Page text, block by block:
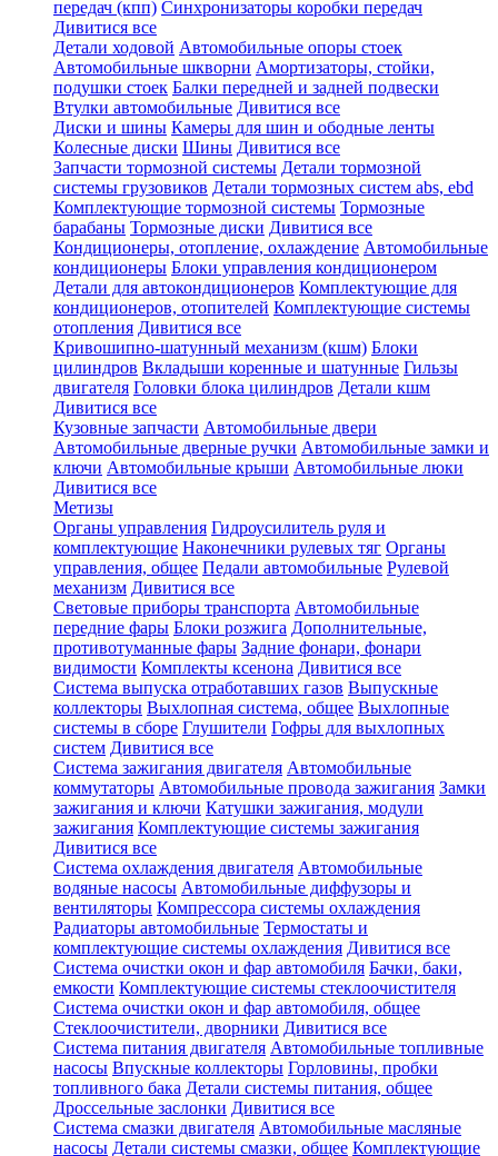
передач (кпп) Синхронизаторы коробки передач
Дивитися все
Детали ходовой Автомобильные опоры стоек
Автомобильные шкворни Амортизаторы, стойки,
подушки стоек Балки передней и задней подвески
Втулки автомобильные Дивитися все
Диски и шины Камеры для шин и ободные ленты
Колесные диски Шины Дивитися все
Запчасти тормозной системы Детали тормозной
системы грузовиков Детали тормозных систем abs, ebd
Комплектующие тормозной системы Тормозные
барабаны Тормозные диски Дивитися все
Кондиционеры, отопление, охлаждение Автомобильные
кондиционеры Блоки управления кондиционером
Детали для автокондиционеров Комплектующие для
кондиционеров, отопителей Комплектующие системы
отопления Дивитися все
Кривошипно-шатунный механизм (кшм) Блоки
цилиндров Вкладыши коренные и шатунные Гильзы
двигателя Головки блока цилиндров Детали кшм
Дивитися все
Кузовные запчасти Автомобильные двери
Автомобильные дверные ручки Автомобильные замки и
ключи Автомобильные крыши Автомобильные люки
Дивитися все
Метизы
Органы управления Гидроусилитель руля и
комплектующие Наконечники рулевых тяг Органы
управления, общее Педали автомобильные Рулевой
механизм Дивитися все
Световые приборы транспорта Автомобильные
передние фары Блоки розжига Дополнительные,
противотуманные фары Задние фонари, фонари
видимости Комплекты ксенона Дивитися все
Система выпуска отработавших газов Выпускные
коллекторы Выхлопная система, общее Выхлопные
системы в сборе Глушители Гофры для выхлопных
систем Дивитися все
Система зажигания двигателя Автомобильные
коммутаторы Автомобильные провода зажигания Замки
зажигания и ключи Катушки зажигания, модули
зажигания Комплектующие системы зажигания
Дивитися все
Система охлаждения двигателя Автомобильные
водяные насосы Автомобильные диффузоры и
вентиляторы Компрессора системы охлаждения
Радиаторы автомобильные Термостаты и
комплектующие системы охлаждения Дивитися все
Система очистки окон и фар автомобиля Бачки, баки,
емкости Комплектующие системы стеклоочистителя
Система очистки окон и фар автомобиля, общее
Стеклоочистители, дворники Дивитися все
Система питания двигателя Автомобильные топливные
насосы Впускные коллекторы Горловины, пробки
топливного бака Детали системы питания, общее
Дроссельные заслонки Дивитися все
Система смазки двигателя Автомобильные масляные
насосы Детали системы смазки, общее Комплектующие